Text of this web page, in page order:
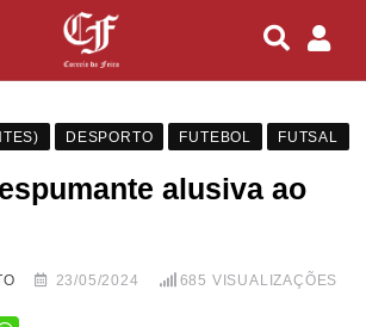
DESPORTO FUTEBOL FUTSAL
alusiva ao
23/05/2024 685 VISUALIZAÇÕES